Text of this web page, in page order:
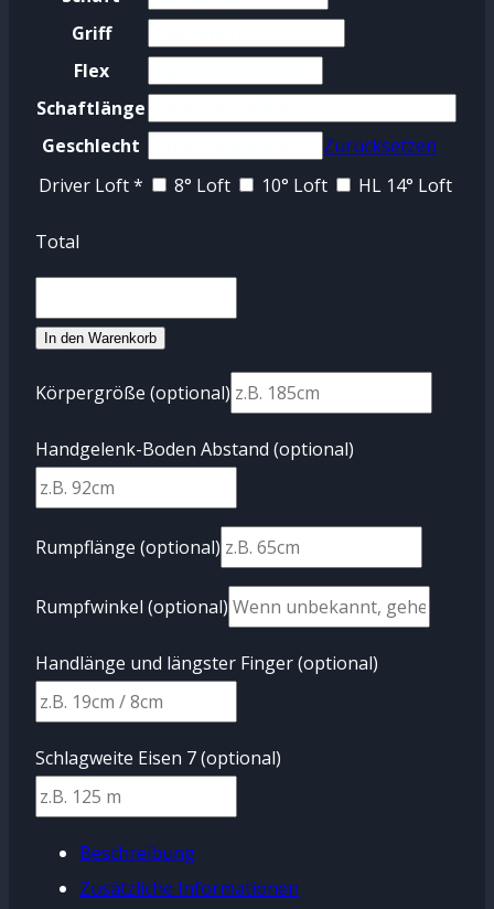
Griff
Flex
Schaftlänge
Geschlecht
Zurücksetzen
Driver Loft* 8° Loft 10° Loft HL 14° Loft
Total
Vance
Driver
In den Warenkorb
Körpergröße (optional)
Handgelenk-Boden Abstand (optional)
Rumpflänge (optional)
Rumpfwinkel (optional)
Handlänge und längster Finger(optional)
Schlagweite Eisen 7(optional)
Beschreibung
Zusätzliche Informationen